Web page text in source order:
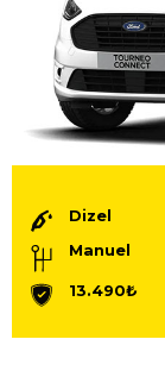
Dizel
Manuel
13.490₺